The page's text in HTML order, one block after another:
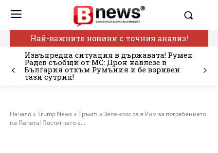
Най-важните новини с точния анализ!
Извънредна ситуация в държавата! Румен
Радев съобщи от МС: Дрон навлезе в
България откъм Румъния и бе взривен
тази сутрин!
Начало Trump News
Тръмп и Зеленски са в Рим за погребението
на Папата! Постигнато е...